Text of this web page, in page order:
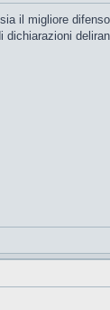
il migliore
dichiarazioni